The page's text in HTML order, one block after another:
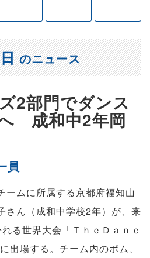
2部門でダンス
成和中2年岡
のニュース
員
ムに所属する京都府福知山
さん（成和中学校2年）が、来
る世界大会「ＴｈｅＤａｎｃ
出場する。チーム内のポム、